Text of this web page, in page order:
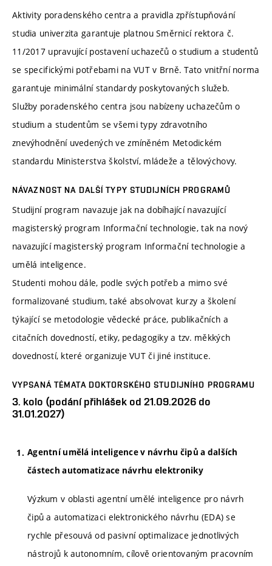
Aktivity poradenského centra a pravidla zpřístupňování
studia univerzita garantuje platnou Směrnicí rektora č.
11/2017 upravující postavení uchazečů o studium a studentů
se specifickými potřebami na VUT v Brně. Tato vnitřní norma
garantuje minimální standardy poskytovaných služeb.
Služby poradenského centra jsou nabízeny uchazečům o
studium a studentům se všemi typy zdravotního
znevýhodnění uvedených ve zmíněném Metodickém
standardu Ministerstva školství, mládeže a tělovýchovy.
NÁVAZNOST NA DALŠÍ TYPY STUDIJNÍCH PROGRAMŮ
Studijní program navazuje jak na dobíhající navazující
magisterský program Informační technologie, tak na nový
navazující magisterský program Informační technologie a
umělá inteligence.
Studenti mohou dále, podle svých potřeb a mimo své
formalizované studium, také absolvovat kurzy a školení
týkající se metodologie vědecké práce, publikačních a
citačních dovedností, etiky, pedagogiky a tzv. měkkých
dovedností, které organizuje VUT či jiné instituce.
VYPSANÁ TÉMATA DOKTORSKÉHO STUDIJNÍHO PROGRAMU
3. kolo (podání přihlášek od 21.09.2026 do
31.01.2027)
Agentní umělá inteligence v návrhu čipů a dalších
částech automatizace návrhu elektroniky
Výzkum v oblasti agentní umělé inteligence pro návrh
čipů a automatizaci elektronického návrhu (EDA) se
rychle přesouvá od pasivní optimalizace jednotlivých
nástrojů k autonomním, cílově orientovaným pracovním